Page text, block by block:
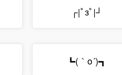
┌|ﾟзﾟ|┘
┗(｀o´)┓